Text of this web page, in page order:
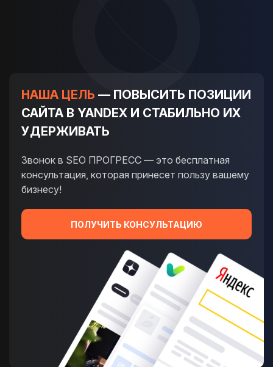
НАША ЦЕЛЬ — ПОВЫСИТЬ ПОЗИЦИИ
САЙТА В YANDEX И СТАБИЛЬНО ИХ
УДЕРЖИВАТЬ
Звонок в SEO ПРОГРЕСС — это бесплатная
консультация, которая принесет пользу вашему
бизнесу!
ПОЛУЧИТЬ КОНСУЛЬТАЦИЮ